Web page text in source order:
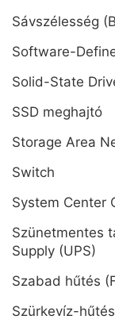
Sávszélesség
Software-
Solid-State
SSD meghajtó
Storage Area
Switch
System Center
Szünetmentes
Supply (UPS)
Szabad hűtés
Szürkevíz-hűtés